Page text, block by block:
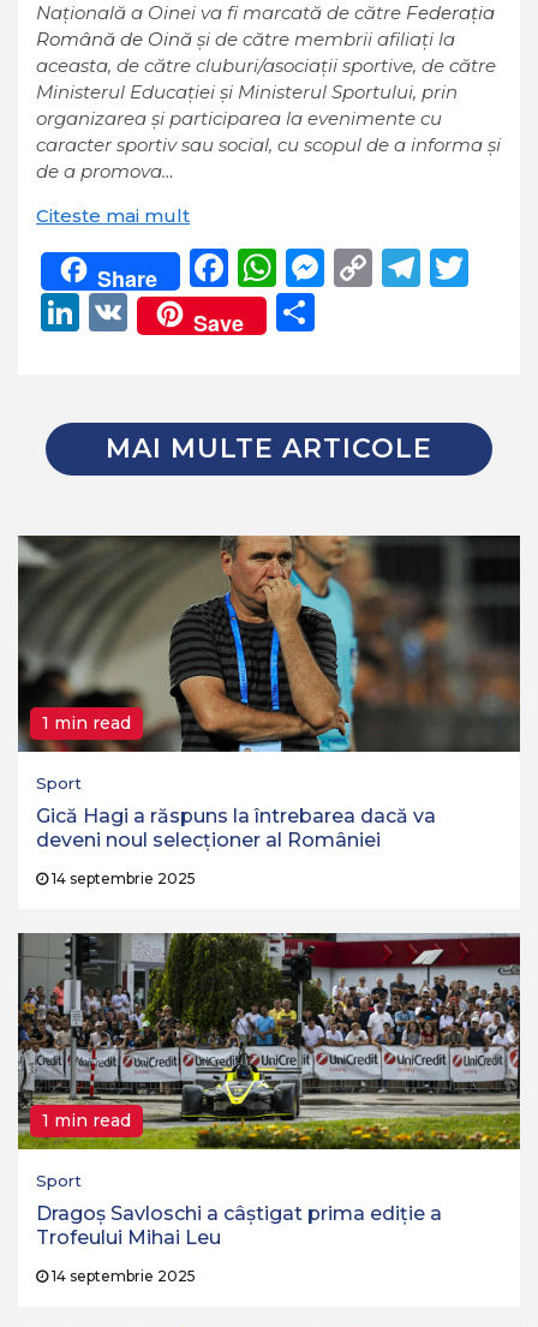
Naţională a Oinei va fi marcată de către Federaţia
Română de Oină şi de către membrii afiliaţi la
aceasta, de către cluburi/asociaţii sportive, de către
Ministerul Educaţiei şi Ministerul Sportului, prin
organizarea şi participarea la evenimente cu
caracter sportiv sau social, cu scopul de a informa şi
de a promova…
Citeste mai mult
Share Facebook
WhatsApp
Messenger
Copy
LinkedIn
VK Save
MAI MULTE ARTICOLE
1 min read
Sport
Gică Hagi a răspuns la întrebarea dacă va
deveni noul selecționer al României
14 septembrie 2025
1 min read
Sport
Dragoș Savloschi a câștigat prima ediție a
Trofeului Mihai Leu
14 septembrie 2025